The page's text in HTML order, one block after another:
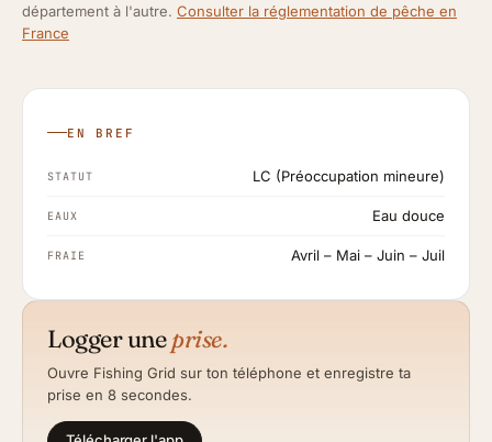
département à l'autre. Consulter la réglementation de pêche en
France
EN BREF
STATUT LC (Préoccupation mineure)
EAUX Eau douce
FRAIE Avril – Mai – Juin – Juil
Logger uneprise.
Ouvre Fishing Grid sur ton téléphone et enregistre ta
prise en 8 secondes.